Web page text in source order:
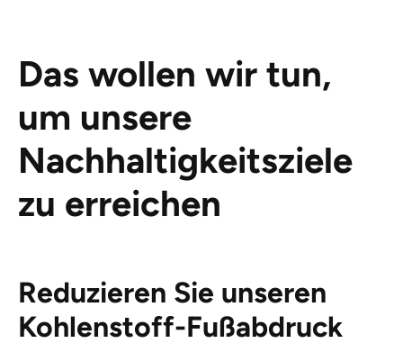
Das wollen wir tun,
um unsere
Nachhaltigkeitsziele
zu erreichen
Reduzieren Sie unseren
Kohlenstoff-Fußabdruck